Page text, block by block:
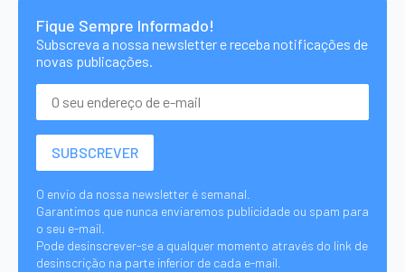
Fique Sempre Informado!
Subscreva a nossa newsletter e receba notificações de
novas publicações.
O envio da nossa newsletter é semanal.
Garantimos que nunca enviaremos publicidade ou spam para
o seu e-mail.
Pode desinscrever-se a qualquer momento através do link de
desinscrição na parte inferior de cada e-mail.